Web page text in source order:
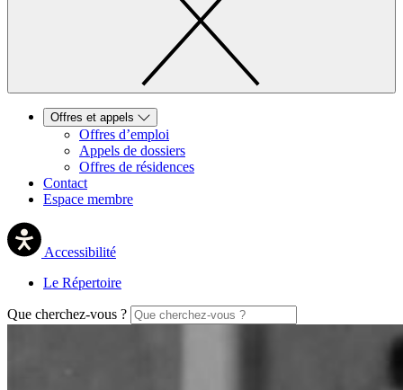
Offres et appels
Offres d’emploi
Appels de dossiers
Offres de résidences
Contact
Espace membre
Accessibilité
Le Répertoire
Que cherchez-vous ?